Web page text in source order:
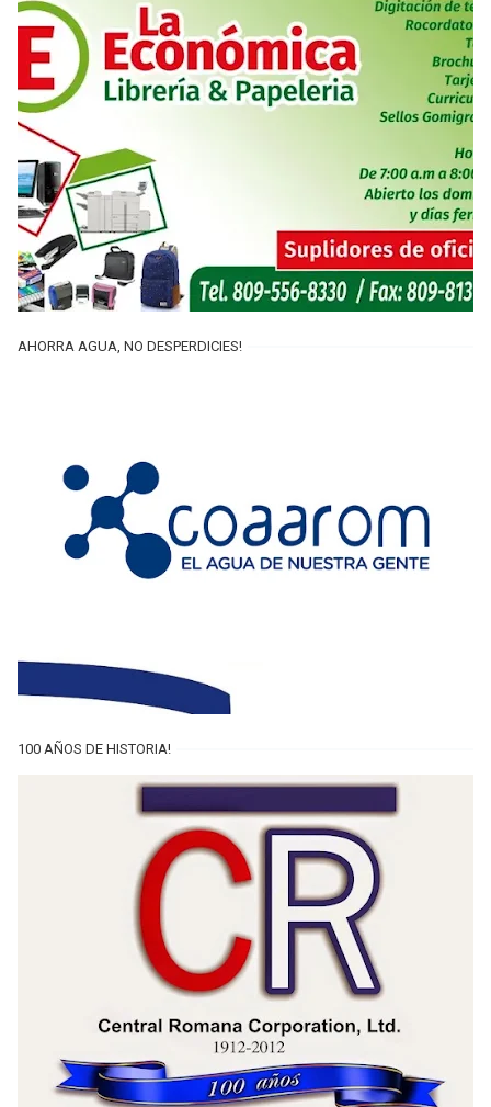
AHORRA AGUA, NO DESPERDICIES!
100 AÑOS DE HISTORIA!